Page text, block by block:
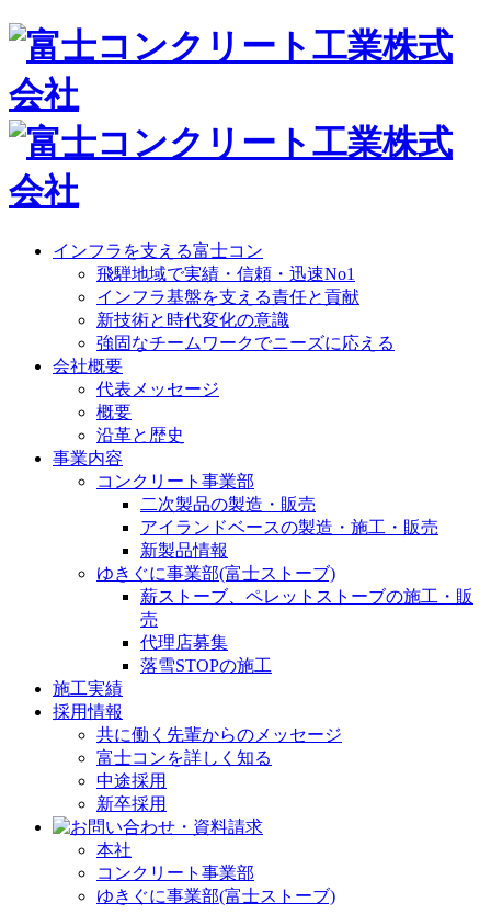
インフラを支える富士コン
飛騨地域で実績・信頼・迅速No1
インフラ基盤を支える責任と貢献
新技術と時代変化の意識
強固なチームワークでニーズに応える
会社概要
代表メッセージ
概要
沿革と歴史
事業内容
コンクリート事業部
二次製品の製造・販売
アイランドベースの製造・施工・販売
新製品情報
ゆきぐに事業部(富士ストーブ)
薪ストーブ、ペレットストーブの施工・販
売
代理店募集
落雪STOPの施工
施工実績
採用情報
共に働く先輩からのメッセージ
富士コンを詳しく知る
中途採用
新卒採用
本社
コンクリート事業部
ゆきぐに事業部(富士ストーブ)